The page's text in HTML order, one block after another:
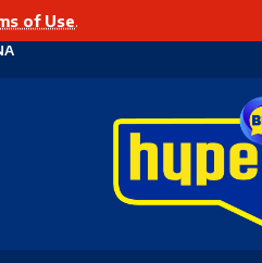
of Use.